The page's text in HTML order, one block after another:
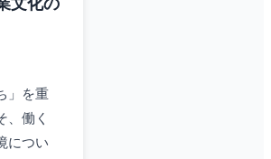
文化の
」を重
、働く
につい